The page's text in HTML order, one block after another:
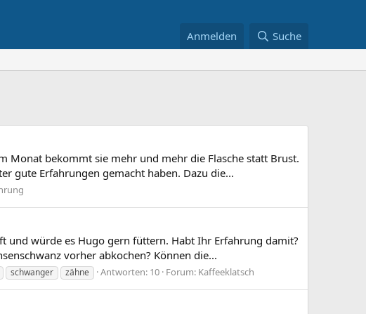
Anmelden Suche
Monat bekommt sie mehr und mehr die Flasche statt Brust.
gute Erfahrungen gemacht haben. Dazu die...
und würde es Hugo gern füttern. Habt Ihr Erfahrung damit?
vorher abkochen? Können die...
schwanger zähne Antworten: 10 Forum: Kaffeeklatsch